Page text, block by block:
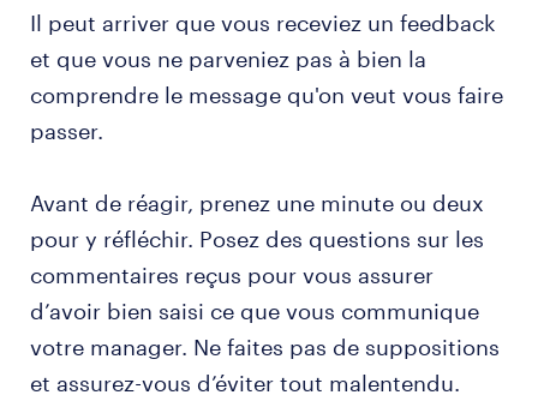
Il peut arriver que vous receviez un feedback
et que vous ne parveniez pas à bien la
comprendre le message qu'on veut vous faire
passer.
Avant de réagir, prenez une minute ou deux
pour y réfléchir. Posez des questions sur les
commentaires reçus pour vous assurer
d’avoir bien saisi ce que vous communique
votre manager. Ne faites pas de suppositions
et assurez-vous d’éviter tout malentendu.